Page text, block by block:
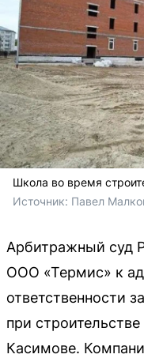
Школа во время
Источник: Павел
Арбитражный суд
ООО «Термис» к
ответственности
при
Касимове.